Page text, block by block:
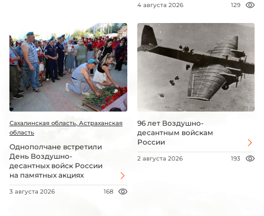
4 августа 2026 129
Сахалинская область, Астраханская
область
Однополчане встретили
День Воздушно-
десантных войск России
на памятных акциях
3 августа 2026 168
96 лет Воздушно-
десантным войскам
России
2 августа 2026 193